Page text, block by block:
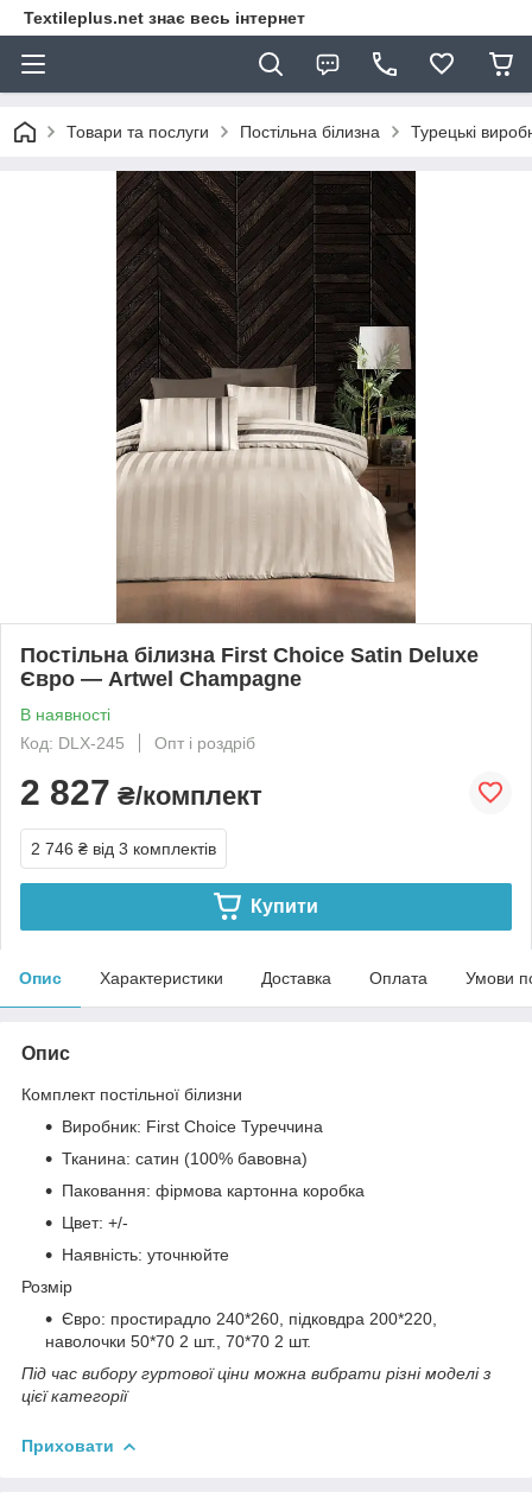
Textileplus.net знає весь інтернет
Товари та послуги Постільна білизна Турецькі
Постільна білизна First Choice Satin Deluxe
Євро — Artwel Champagne
В наявності
Код: DLX-245
Опт і роздріб
2 827 ₴/комплект
2 746 ₴ від 3 комплектів
Купити
Опис Характеристики Доставка Оплата Умови
Опис
Комплект постільної білизни
Виробник: First Choice Туреччина
Тканина: сатин (100% бавовна)
Паковання: фірмова картонна коробка
Цвет: +/-
Наявність: уточнюйте
Розмір
Євро: простирадло 240*260, підковдра 200*220,
наволочки 50*70 2 шт., 70*70 2 шт.
Під час вибору гуртової ціни можна вибрати різні моделі з
цієї категорії
Приховати